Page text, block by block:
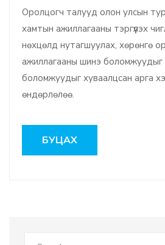
Оролцогч талууд олон улсын
хамтын ажиллагааны тэргүүлэх
нөхцөлд нутагшуулах, хөрөнгө
ажиллагааны шинэ боломжуудыг
боломжуудыг хуваалцсан арга
өндөрлөлөө.
БУЦАХ